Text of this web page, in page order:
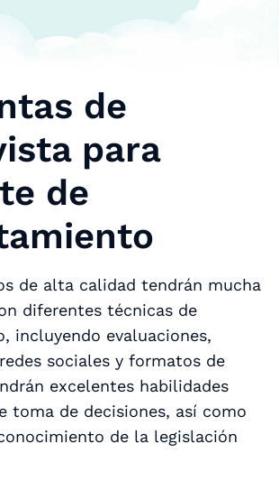
de
para
de
de alta calidad tendrán mucha
diferentes técnicas de
incluyendo evaluaciones,
sociales y formatos de
excelentes habilidades
toma de decisiones, así como
de la legislación